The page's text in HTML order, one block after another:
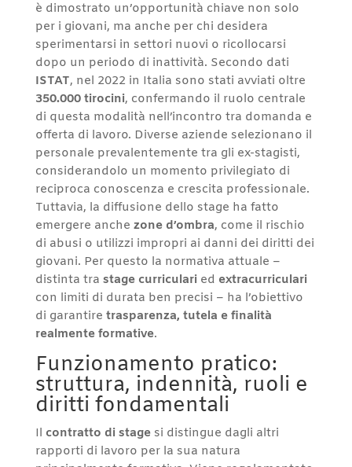
è dimostrato un’opportunità chiave non solo
per i giovani, ma anche per chi desidera
sperimentarsi in settori nuovi o ricollocarsi
dopo un periodo di inattività. Secondo dati
ISTAT, nel 2022 in Italia sono stati avviati oltre
350.000 tirocini, confermando il ruolo centrale
di questa modalità nell’incontro tra domanda e
offerta di lavoro. Diverse aziende selezionano il
personale prevalentemente tra gli ex-stagisti,
considerandolo un momento privilegiato di
reciproca conoscenza e crescita professionale.
Tuttavia, la diffusione dello stage ha fatto
emergere anche zone d’ombra, come il rischio
di abusi o utilizzi impropri ai danni dei diritti dei
giovani. Per questo la normativa attuale –
distinta tra stage curricularied extracurriculari
con limiti di durata ben precisi – ha l’obiettivo
di garantire trasparenza, tutela e finalità
realmente formative.
Funzionamento pratico:
struttura, indennità, ruoli e
diritti fondamentali
Il contratto di stagesi distingue dagli altri
rapporti di lavoro per la sua natura